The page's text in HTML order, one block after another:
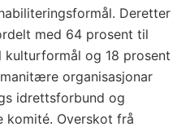
Deretter
med 64 prosent til
og 18 prosent
organisasjonar
idrettsforbund og
komité. Overskot frå